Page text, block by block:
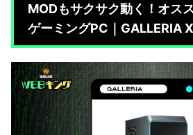
MODもサクサク動く！オス
ゲーミングPC｜GALLERIA